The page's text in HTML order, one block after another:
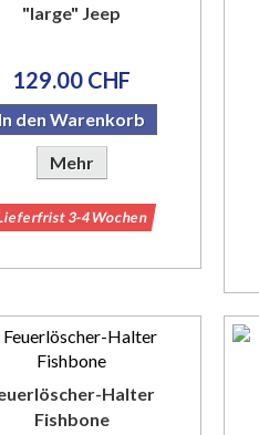
"large" Jeep
129.00 CHF
In den Warenkorb
Mehr
3-4 Wochen
Halter
Fishbone